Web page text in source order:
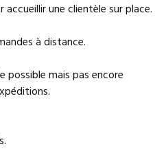
une clientèle sur place.
à distance.
possible mais pas encore